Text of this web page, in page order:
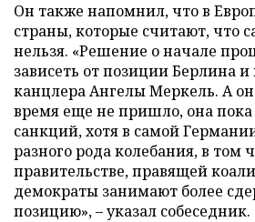
Он также напомнил, что в
страны, которые считают, что
нельзя. «Решение о начале
зависеть от позиции Берлина
канцлера Ангелы Меркель. А
время еще не пришло, она пока
санкций, хотя в самой
разного рода колебания, в том
правительстве, правящей
демократы занимают более
позицию», – указал собеседник.